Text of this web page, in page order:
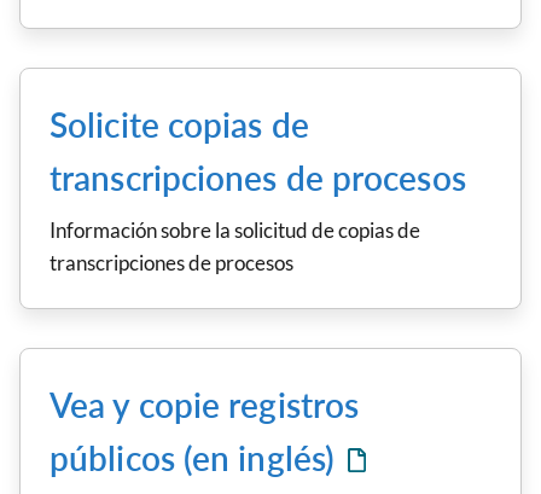
Solicite copias de
transcripciones de procesos
Información sobre la solicitud de copias de
transcripciones de procesos
Vea y copie registros
públicos (en inglés)